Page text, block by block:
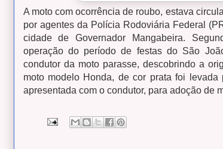
A moto com ocorrência de roubo, estava
por agentes da Polícia Rodoviária Federal
cidade de Governador Mangabeira.
operação do período de festas do São
condutor da moto parasse, descobrindo a
moto modelo Honda, de cor prata foi
apresentada com o condutor, para adoção de